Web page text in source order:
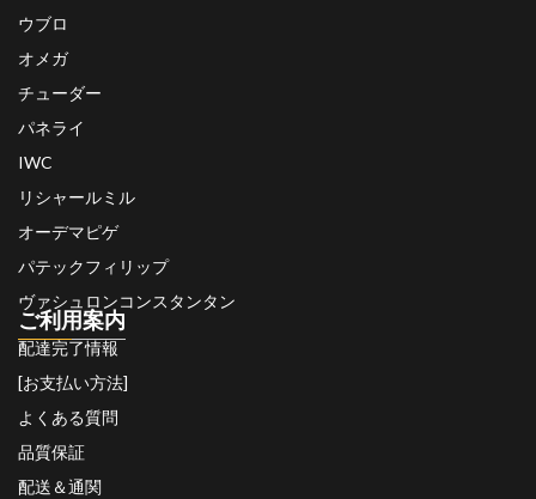
ウブロ
オメガ
チューダー
パネライ
IWC
リシャールミル
オーデマピゲ
パテックフィリップ
ヴァシュロンコンスタンタン
ご利用案内
配達完了情報
[お支払い方法]
よくある質問
品質保証
配送＆通関